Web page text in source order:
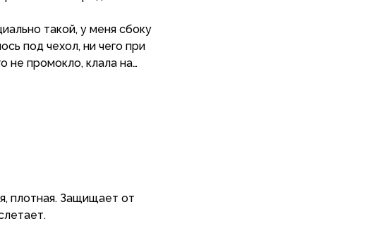
такой, у меня сбоку
под чехол, ни чего при
не промокло, клала на
отряхнула и все.
плотная. Защищает от